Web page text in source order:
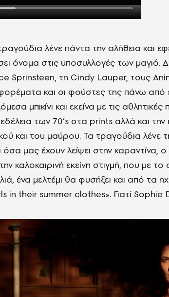
λένε πάντα την αλήθεια και
όνομα στις υποσυλλογές των μαγιό.
Sprinsteen, τη Cindy Lauper, τους
και οι φούστες της πάνω
μπικίνι και εκείνα με τις
των 70’s στα prints αλλά και
και του μαύρου. Τα τραγούδια λένε
όσα μας έχουν λείψει στην
καλοκαιρινή εκείνη στιγμή, που με
ένα μελτέμι θα φυσήξει και από τα
in their summer clothes». Γιατί Sophie